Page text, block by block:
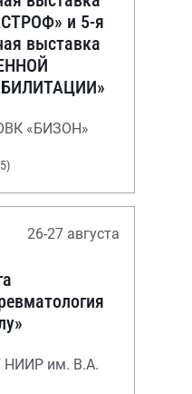
и 5-я
выставка
«БИЗОН»
26-27 августа
НИИР им. В.А.